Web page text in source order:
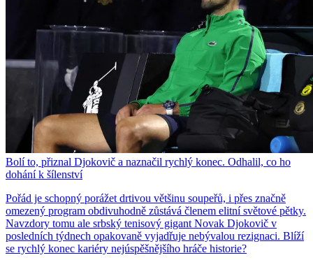
Bolí to, přiznal Djokovič a naznačil rychlý konec. Odhalil, co ho
dohání k šílenství
Pořád je schopný porážet drtivou většinu soupeřů, i přes značně
omezený program obdivuhodně zůstává členem elitní světové pětky.
Navzdory tomu ale srbský tenisový gigant Novak Djokovič v
posledních týdnech opakovaně vyjadřuje nebývalou rezignaci. Blíží
se rychlý konec kariéry nejúspěšnějšího hráče historie?